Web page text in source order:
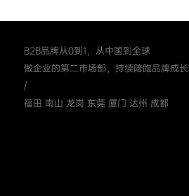
B2B品牌从0到1，从中国到全球
做企业的第二市场部，持续陪跑品牌成长
/
福田 南山 龙岗 东莞 厦门 达州 成都